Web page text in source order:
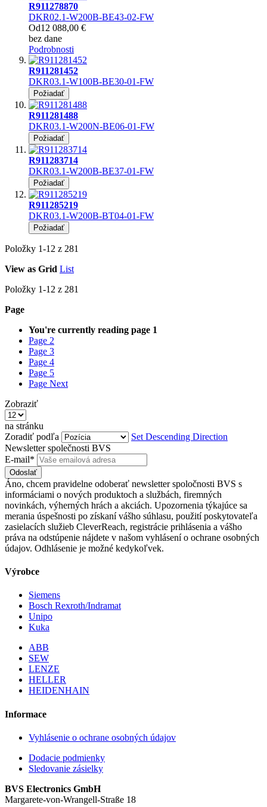
R911278870
DKR02.1-W200B-BE43-02-FW
Od12 088,00 €
bez dane
Podrobnosti
R911281452
DKR03.1-W100B-BE30-01-FW
Požiadať
R911281488
DKR03.1-W200N-BE06-01-FW
Požiadať
R911283714
DKR03.1-W200B-BE37-01-FW
Požiadať
R911285219
DKR03.1-W200B-BT04-01-FW
Požiadať
Položky 1-12 z 281
View as Grid List
Položky 1-12 z 281
Page
You're currently reading page 1
Page 2
Page 3
Page 4
Page 5
Page Next
Zobraziť
na stránku
Zoradiť podľa
Set Descending Direction
Newsletter společnosti BVS
E-mail*
Odoslať
Áno, chcem pravidelne odoberať newsletter spoločnosti BVS s
informáciami o nových produktoch a službách, firemných
novinkách, výherných hrách a akciách. Upozornenia týkajúce sa
merania úspešnosti po získaní vášho súhlasu, použití poskytovateľa
zasielacích služieb CleverReach, registrácie prihlásenia a vášho
práva na odstúpenie nájdete v našom vyhlásení o ochrane osobných
údajov. Odhlásenie je možné kedykoľvek.
Výrobce
Siemens
Bosch Rexroth/Indramat
Unipo
Kuka
ABB
SEW
LENZE
HELLER
HEIDENHAIN
Informace
Vyhlásenie o ochrane osobných údajov
Dodacie podmienky
Sledovanie zásielky
BVS Electronics GmbH
Margarete-von-Wrangell-Straße 18